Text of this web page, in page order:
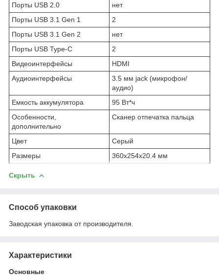
Порты USB 2.0
нет
Порты USB 3.1 Gen 1
2
Порты USB 3.1 Gen 2
нет
Порты USB Type-C
2
Видеоинтерфейсы
HDMI
Аудиоинтерфейсы
3.5 мм jack (микрофон/
аудио)
Емкость аккумулятора
95 Вт*ч
Особенности,
дополнительно
Сканер отпечатка пальца
Цвет
Серый
Размеры
360x254x20.4 мм
Скрыть
Способ упаковки
Заводская упаковка от производителя.
Характеристики
Основные